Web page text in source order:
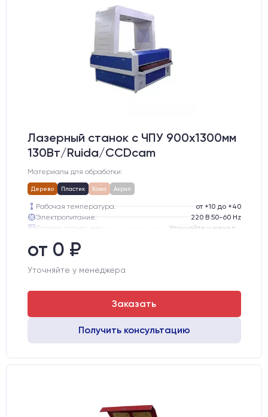
Лазерный станок c ЧПУ 900х1300мм
130Вт/Ruida/CCDcam
Материалы для обработки:
Дерево Пластик Кожа Акрил
Рабочая температура:
от +10 до +40
Электропитание:
220 В 50-60 Hz
Размер станка, мм:
Производитель лазерного излучателя:
от 0 ₽
Уточняйте у менеджера
Заказать
Получить консультацию